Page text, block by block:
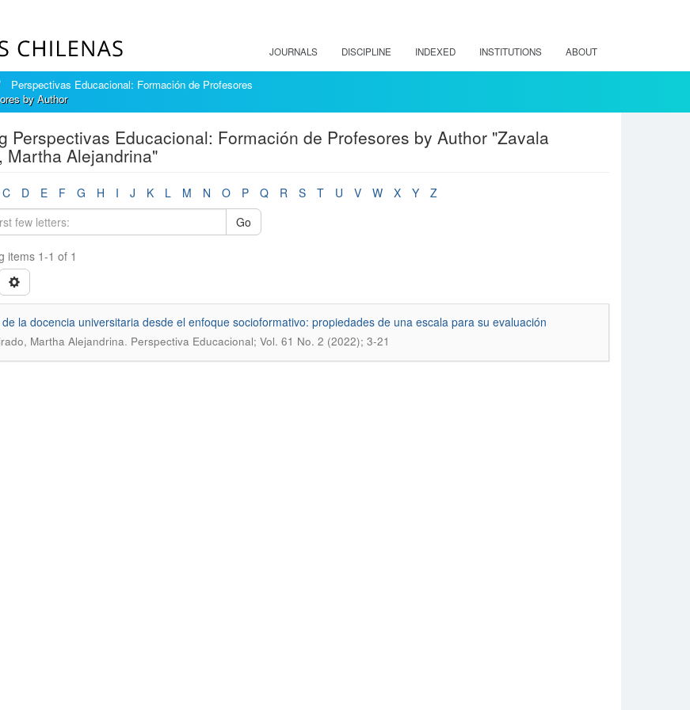
JOURNALS DISCIPLINE INDEXED INSTITUTIONS ABOUT
Perspectivas Educacional: Formación de Profesores
by Author
Perspectivas Educacional: Formación de Profesores by Author "Zavala
Martha Alejandrina"
C D E F G H I J K L M N O P Q R S T U V W X Y
Z
Go
items 1-1 of 1
la docencia universitaria desde el enfoque socioformativo: propiedades de una escala para su evaluación
Martha Alejandrina. Perspectiva Educacional; Vol. 61 No. 2 (2022); 3-21